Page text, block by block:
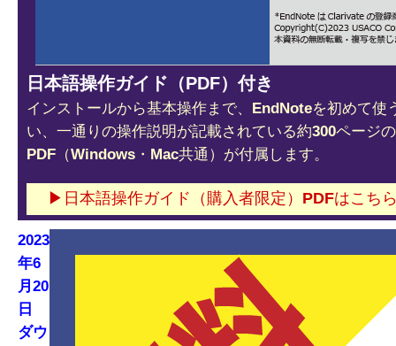
日本語操作ガイド（PDF）付き
インストールから基本操作まで、EndNoteを初めて使
い、一通りの操作説明が記載されている約300ページ
PDF（Windows・Mac共通）が付属します。
▶日本語操作ガイド（購入者限定）PDFはこち
2023
年6
月20
日
ダウ